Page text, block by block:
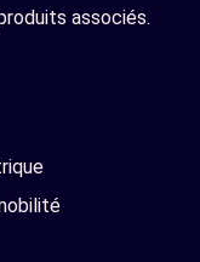
associés.